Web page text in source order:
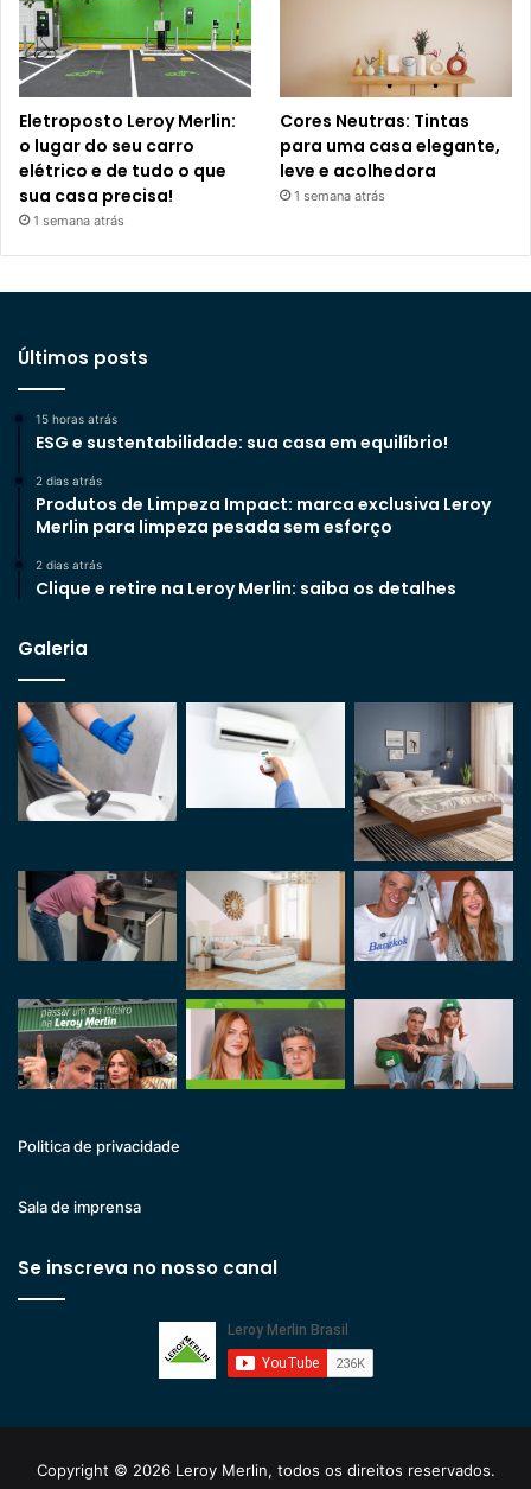
Eletroposto Leroy Merlin:
o lugar do seu carro
elétrico e de tudo o que
sua casa precisa!
1 semana atrás
Cores Neutras: Tintas
para uma casa elegante,
leve e acolhedora
1 semana atrás
Últimos posts
15 horas atrás
ESG e sustentabilidade: sua casa em equilíbrio!
2 dias atrás
Produtos de Limpeza Impact: marca exclusiva Leroy
Merlin para limpeza pesada sem esforço
2 dias atrás
Clique e retire na Leroy Merlin: saiba os detalhes
Galeria
Politica de privacidade
Sala de imprensa
Se inscreva no nosso canal
Copyright © 2026 Leroy Merlin, todos os direitos reservados.